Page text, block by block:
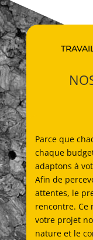
Parce que
chaque
adaptons à
Afin de
attentes, le
rencontre. Ce
votre projet
nature et le